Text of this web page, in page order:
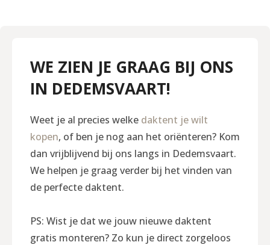
WE ZIEN JE GRAAG BIJ ONS
IN DEDEMSVAART!
Weet je al precies welke daktent je wilt
kopen, of ben je nog aan het oriënteren? Kom
dan vrijblijvend bij ons langs in Dedemsvaart.
We helpen je graag verder bij het vinden van
de perfecte daktent.
PS: Wist je dat we jouw nieuwe daktent
gratis monteren? Zo kun je direct zorgeloos